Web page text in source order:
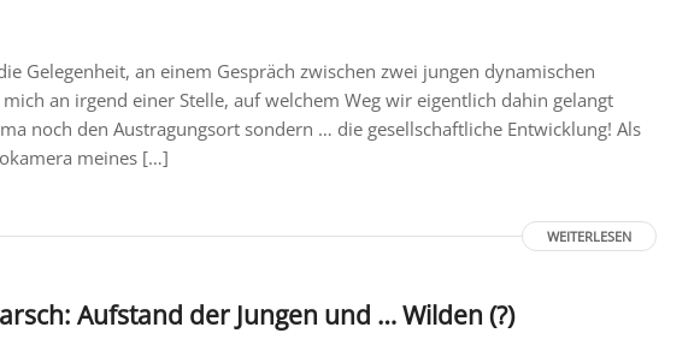
Gelegenheit, an einem Gespräch zwischen zwei jungen dynamischen
an irgend einer Stelle, auf welchem Weg wir eigentlich dahin gelangt
noch den Austragungsort sondern … die gesellschaftliche Entwicklung! Als
meines […]
WEITERLESEN
Aufstand der Jungen und … Wilden (?)